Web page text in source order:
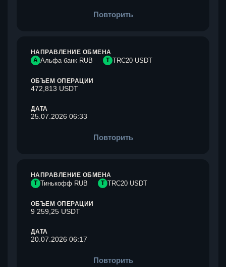
Повторить
НАПРАВЛЕНИЕ ОБМЕНА
А Альфа банк RUB T TRC20 USDT
ОБЪЕМ ОПЕРАЦИИ
472,813 USDT
ДАТА
25.07.2026 06:33
Повторить
НАПРАВЛЕНИЕ ОБМЕНА
Т Тинькофф RUB T TRC20 USDT
ОБЪЕМ ОПЕРАЦИИ
9 259,25 USDT
ДАТА
20.07.2026 06:17
Повторить